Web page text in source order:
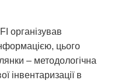
організував
цього
– методологічна
інвентаризації в